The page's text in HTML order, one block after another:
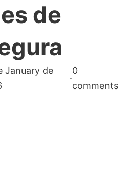
de
January de
·
0
comments